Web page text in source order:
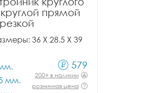
прямой
36 X 28.5 X 39
мм.
579
200+ в наличии
розничная цена